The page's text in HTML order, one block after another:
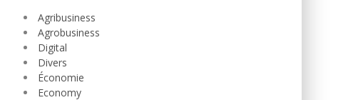
Agribusiness
Agrobusiness
Digital
Divers
Économie
Economy